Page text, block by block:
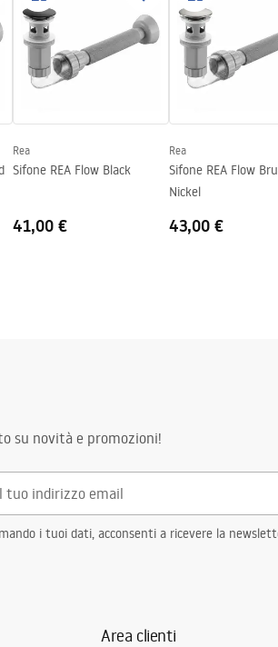
mm
mm
mm
Rea
Sifone REA Flow Black
41,00 €
Rea
Sifone REA Flow
Nickel
43,00 €
su novità e promozioni!
i tuoi dati, acconsenti a ricevere la
Area clienti